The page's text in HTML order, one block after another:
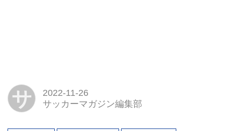
サ
2022-11-26
サッカーマガジン編集部